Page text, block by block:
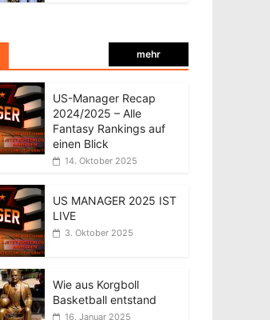
mehr
US-Manager Recap
2024/2025 – Alle
Fantasy Rankings auf
einen Blick
14. Oktober 2025
US MANAGER 2025 IST
LIVE
3. Oktober 2025
Wie aus Korgboll
Basketball entstand
16. Januar 2025